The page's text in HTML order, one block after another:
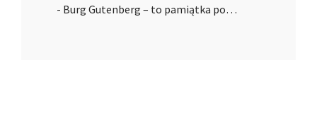
- Burg Gutenberg – to pamiątka po…